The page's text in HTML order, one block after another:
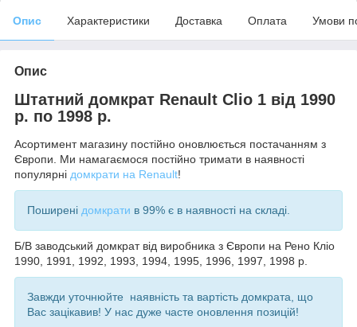
Опис Характеристики Доставка Оплата Умови
Опис
Штатний домкрат Renault Clio 1 від 1990
р. по 1998 р.
Асортимент магазину постійно оновлюється постачанням з
Європи. Ми намагаємося постійно тримати в наявності
популярні домкрати на Renault!
Поширені домкрати в 99% є в наявності на складі.
Б/В заводський домкрат від виробника з Європи на Рено Кліо
1990, 1991, 1992, 1993, 1994, 1995, 1996, 1997, 1998 р.
Завжди уточнюйте наявність та вартість домкрата, що
Вас зацікавив! У нас дуже часте оновлення позицій!